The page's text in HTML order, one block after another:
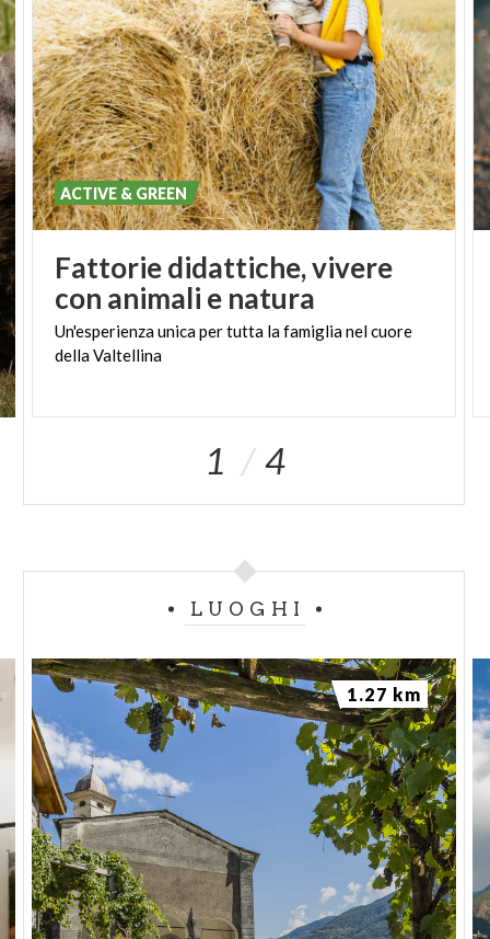
fauna e flora del territorio, si porterà il pranzo al
sacco (non incluso) e il tutto si concluderà con un
buonaperitivo in agriturismocon i prodotti
aziendali.Disponibile da Aprile a Giugno e da
Settembre a Ottobre
Fattorie didattiche, vivere
con animali e natura
Un'esperienzaunicapertutta lafamiglianelcuore
dellaValtellina
ACTIVE & GREEN
1 4
LUOGHI
1.27 km